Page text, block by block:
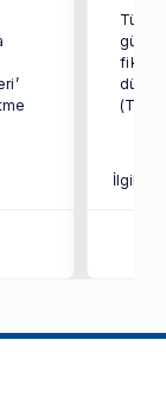
İlgili